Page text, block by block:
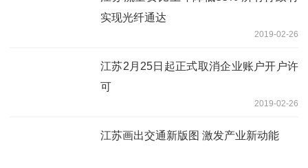
实现光纤通达
2019-02-26
江苏2月25日起正式取消企业账户开户许
可
2019-02-26
江苏画出交通新版图 激发产业新动能